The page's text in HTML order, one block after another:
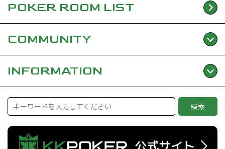
POKER ROOM LIST
COMMUNITY
INFORMATION
検索